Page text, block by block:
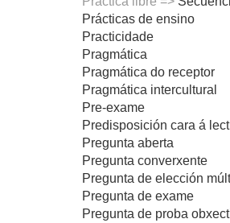
Prácticas de ensino
Practicidade
Pragmática
Pragmática do receptor
Pragmática intercultural
Pre-exame
Predisposición cara á
Pregunta aberta
Pregunta converxente
Pregunta de elección
Pregunta de exame
Pregunta de proba